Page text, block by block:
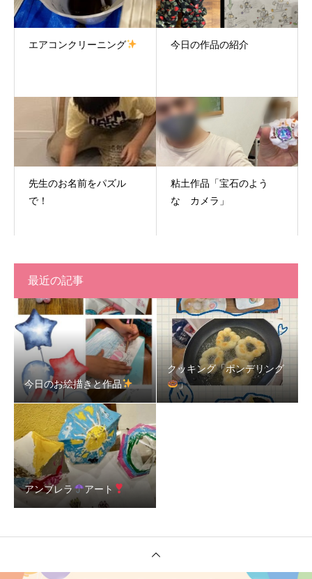
エアコンクリーニング 今日の作品の紹介
先生のお名前をパズル
で！
粘土作品「宝石のよう
な カメラ」
最近の記事
今日のお絵描きと作品
クッキング「ポンデリング
」
アンブレラ アート